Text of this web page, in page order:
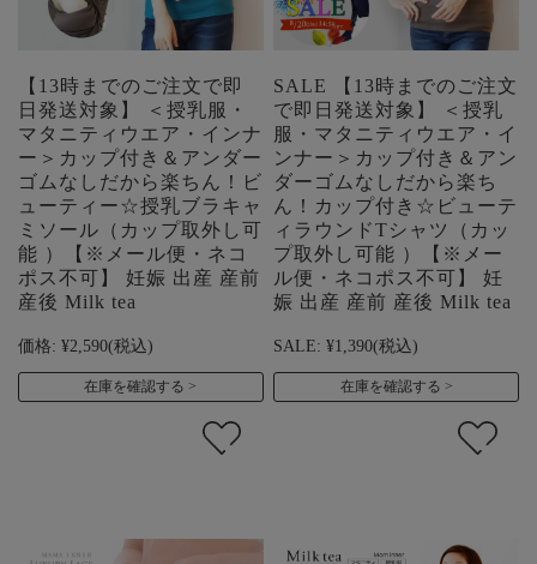
【13時までのご注文で即
日発送対象】 ＜授乳服・
マタニティウエア・インナ
ー＞カップ付き＆アンダー
ゴムなしだから楽ちん！ビ
ューティー☆授乳ブラキャ
ミソール（カップ取外し可
能 ）【※メール便・ネコ
ポス不可】 妊娠 出産 産前
産後 Milk tea
価格: ¥2,590(税込)
在庫を確認する
SALE 【13時までのご注文
で即日発送対象】 ＜授乳
服・マタニティウエア・イ
ンナー＞カップ付き＆アン
ダーゴムなしだから楽ち
ん！カップ付き☆ビューテ
ィラウンドTシャツ（カッ
プ取外し可能 ）【※メー
ル便・ネコポス不可】 妊
娠 出産 産前 産後 Milk tea
SALE: ¥1,390(税込)
在庫を確認する